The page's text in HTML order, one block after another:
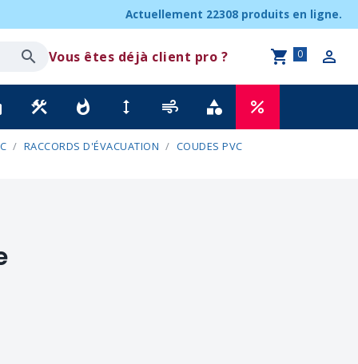
Actuellement 22308 produits en ligne.
Vous êtes déjà client pro ?
construction whatshot height air category percent
0
RACCORDS D'ÉVACUATION
COUDES PVC